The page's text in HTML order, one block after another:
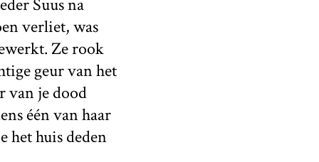
Suus na
verliet, was
Ze rook
geur van het
van je dood
één van haar
het huis deden